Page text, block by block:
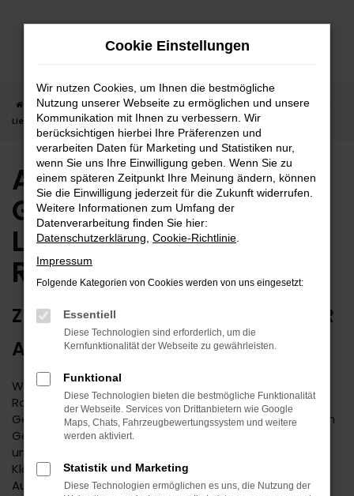
Zum
Startseite Rottweil Audi Audi Q5
Audi Q5 Gebrauchtwagen |
Lieferservice nach Rottweil
Audi Q5
Gebrauchtwagen |
Lieferservice nach
Rottweil
ZUVERLÄSSIG FÜR ROTTWEIL – IHR
AUDI Q5 GEBRAUCHTWAGEN
Wenn Sie einen zuverlässigen Mobilitätspartner für
Rottweil suchen, empfehlen wir Ihnen einen Audi Q5
Gebrauchtwagen. Dieses Modell hat in jeder bisherigen
Generation seine Langlebigkeit unter Beweis gestellt
und befindet sich längst auf dem Weg zu einem
Klassiker. Kennzeichnend ist das hohe
Ausstattungslevel sowie die Effizienz der Motoren.
Cookie Einstellungen
Wir nutzen Cookies, um Ihnen die bestmögliche
Nutzung unserer Webseite zu ermöglichen und unsere
Kommunikation mit Ihnen zu verbessern. Wir
berücksichtigen hierbei Ihre Präferenzen und
verarbeiten Daten für Marketing und Statistiken nur,
wenn Sie uns Ihre Einwilligung geben. Wenn Sie zu
einem späteren Zeitpunkt Ihre Meinung ändern, können
Sie die Einwilligung jederzeit für die Zukunft widerrufen.
Weitere Informationen zum Umfang der
Datenverarbeitung finden Sie hier:
Datenschutzerklärung Cookie-Richtlinie
Impressum
Folgende Kategorien von Cookies werden von uns eingesetzt:
Essentiell
Diese Technologien sind erforderlich, um die
Kernfunktionalität der Webseite zu gewährleisten.
Funktional
Diese Technologien bieten die bestmögliche Funktionalität
der Webseite. Services von Drittanbietern wie Google
Maps, Chats, Fahrzeugbewertungssystem und weitere
werden aktiviert.
Statistik und Marketing
Diese Technologien ermöglichen es uns, die Nutzung der